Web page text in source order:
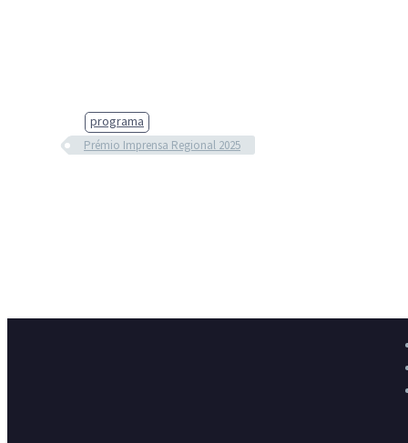
programa
Prémio Imprensa Regional 2025